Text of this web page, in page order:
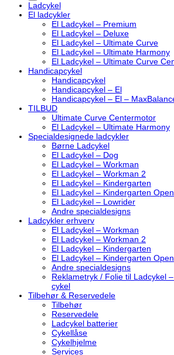
Ladcykel
El ladcykler
El Ladcykel – Premium
El Ladcykel – Deluxe
El Ladcykel – Ultimate Curve
El Ladcykel – Ultimate Harmony
El Ladcykel – Ultimate Curve
Handicapcykel
Handicapcykel
Handicapcykel – El
Handicapcykel – El –
TILBUD
Ultimate Curve Centermotor
El Ladcykel – Ultimate Harmony
Specialdesignede ladcykler
Børne Ladcykel
El Ladcykel – Dog
El Ladcykel – Workman
El Ladcykel – Workman 2
El Ladcykel – Kindergarten
El Ladcykel – Kindergarten Open
El Ladcykel – Lowrider
Andre specialdesigns
Ladcykler erhverv
El Ladcykel – Workman
El Ladcykel – Workman 2
El Ladcykel – Kindergarten
El Ladcykel – Kindergarten Open
Andre specialdesigns
Reklametryk / Folie til Ladcykel
cykel
Tilbehør & Reservedele
Tilbehør
Reservedele
Ladcykel batterier
Cykellåse
Cykelhjelme
Services